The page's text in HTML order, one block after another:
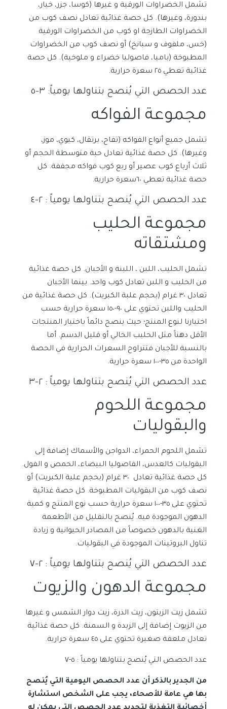
تشمل الخضراوات الورقية و غيرها (كوسا، جزر، خيار،
بندورة، وغيرها). كل حصة غذائية تعادل نصف كوب من
الخضراوات الطازجة او كوب من الخضراوات الورقية
(خس، ملفوف و سبانخ) أو نصف كوب من الخضراوات
المطبوخة (باميا، فاصوليا خضراء و ملوخية). كل حصة
غذائية تعطي ٢٥ سعرة حرارية.
عدد الحصص التي يُنصح بتناولها يومياً: ٣-٥
مجموعة الفواكه
تشمل جميع أنواع الفواكه (تفاح، برتقال، كيوي، موز،
وغيرها). كل حصة غذائية تعادل حبة متوسطة الحجم أو
ثلاث أرباع كوب عصير أو ربع كوب فواكه مجففة. كل
حصة غذائية تعطي ٦٠ سعرة حرارية.
عدد الحصص التي يُنصح بتناولها يومياً : ٢-٤
مجموعة الحليب
ومشتقاته
تشمل الحليب، اللبن ، اللبنة و الأجبان. كل حصة غذائية
من الحليب و اللبن تعادل كوب واحد. بينما الأجبان
تعادل ٣٠ غرام (بحجم علبة الكبريت). كل حصة غذائية من
الحليب واللبن تحتوي على ٩٠-١٥٠
سعرة حرارية حسب
اختيارنا لنوع المنتج؛ حيث ينصح دائماً باختيار المنتجات
الأقل دهناً مثل الحليب الخالي أو قليل الدسم. أما
بالنسبة للأجبان فتتراوح السعرات الحرارية في الحصة
الواحدة من ٣٥-١٠٠ سعرة حرارية.
عدد الحصص التي يُنصح بتناولها يومياً : ٢-٣
مجموعة اللحوم
والبقوليات
تشمل اللحوم الحمراء، الدواجن والأسماك إضافة إلى
البقوليات كالعدس، الفاصوليا البيضاء، الحمص و الفول.
كل حصة غذائية تعادل ٣٠ غرام (بحجم علبة الكبريت) أو
نصف كوب من البقوليات المطبوخة. كل حصة غذائية
تحتوي على ٣٥-١٠٠ سعرة حرارية حسب نوع المنتج و كمية
الدهون الموجودة فيه. يُنصح بالتقليل من الأطعمة
الغنية بالدهون خصوصاً من المصادر الحيوانية و زيادة
تناول البروتينات الموجودة في البقوليات.
عدد الحصص التي يُنصح بتناولها يومياً : ٢-٧
مجموعة الدهون والزيوت
تشمل زيت الزيتون، زيت الذرة، زيت دوار الشمس و غيرها
من الزيوت إضافة إلى الزبدة و السمنة. كل حصة غذائية
تعادل ملعقة صغيرة تحتوي على ٤٥ سعرة حرارية.
عدد الحصص التي يُنصح بتناولها يومياً : ٥-٧
من الجدير بالذكر أن عدد الحصص اليومية التي يُنصح
بها هي عامة للأصحاء، يجب على الشخص استشارة